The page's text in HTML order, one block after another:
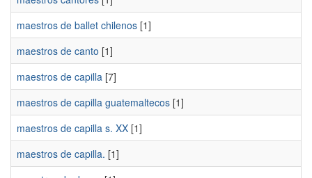
maestros de ballet chilenos [1]
maestros de canto [1]
maestros de capilla [7]
maestros de capilla guatemaltecos [1]
maestros de capilla s. XX [1]
maestros de capilla. [1]